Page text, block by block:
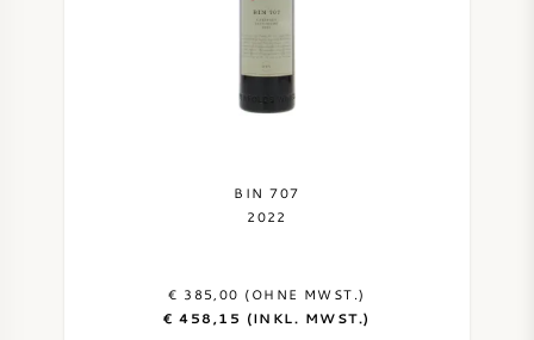
BIN 707
2022
€ 385,00 (OHNE MWST.)
€ 458,15 (INKL. MWST.)